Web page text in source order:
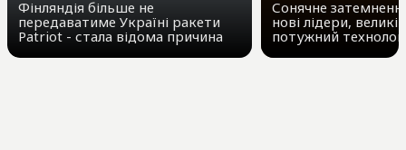
Фінляндія більше не
передаватиме Україні ракети
Patriot - стала відома причина
Сонячне
нові лідери, великі
потужний